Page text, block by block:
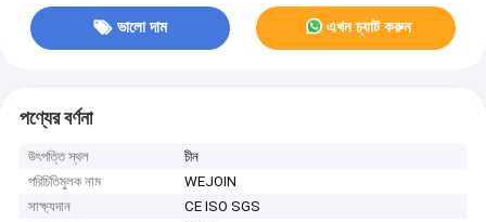
ভালো দাম এখন চ্যাট করুন
পণ্যের বর্ণনা
উৎপত্তি স্থল
চীন
পরিচিতিমুলক নাম
WEJOIN
সাক্ষ্যদান
CE ISO SGS